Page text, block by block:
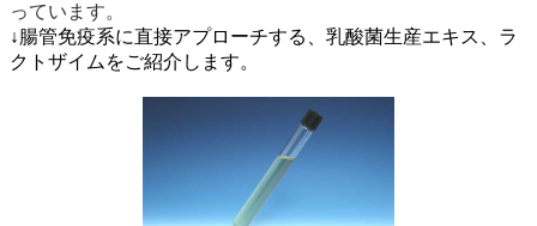
っています。
↓腸管免疫系に直接アプローチする、乳酸菌生産エキス、ラ
クトザイムをご紹介します。